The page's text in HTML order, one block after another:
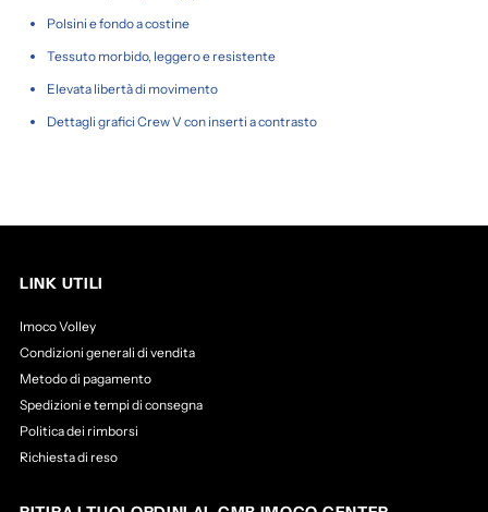
Polsini e fondo a costine
Tessuto morbido, leggero e resistente
Elevata libertà di movimento
Dettagli grafici Crew V con inserti a contrasto
LINK UTILI
Imoco Volley
Condizioni generali di vendita
Metodo di pagamento
Spedizioni e tempi di consegna
Politica dei rimborsi
Richiesta di reso